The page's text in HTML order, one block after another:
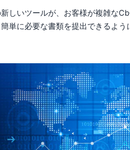
しいツールが、お客様が複雑な
簡単に必要な書類を提出できるよ